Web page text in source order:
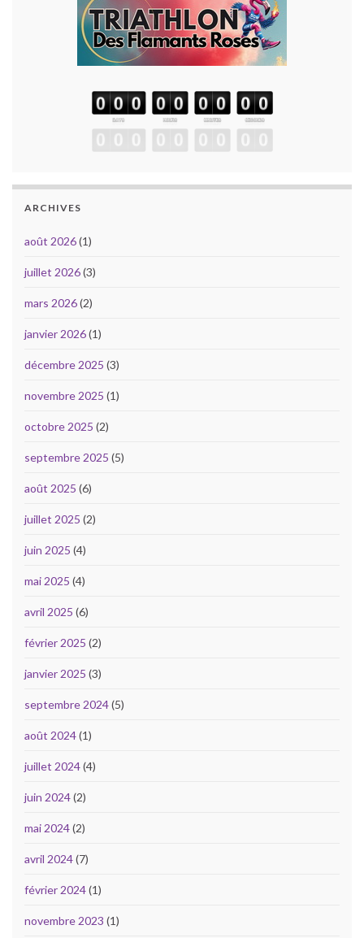
ARCHIVES
août 2026(1)
juillet 2026(3)
mars 2026(2)
janvier 2026(1)
décembre 2025 (3)
novembre 2025 (1)
octobre 2025 (2)
septembre 2025 (5)
août 2025 (6)
juillet 2025 (2)
juin 2025 (4)
mai 2025 (4)
avril 2025 (6)
février 2025 (2)
janvier 2025 (3)
septembre 2024(5)
août 2024(1)
juillet 2024(4)
juin 2024(2)
mai 2024(2)
avril 2024(7)
février 2024(1)
novembre 2023 (1)